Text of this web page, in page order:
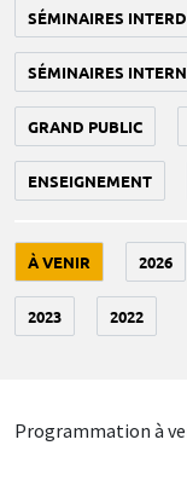
SÉMINAIRES
SÉMINAIRES
GRAND PUBLIC
ENSEIGNEMENT
À VENIR 2026
2023 2022
Programmation à